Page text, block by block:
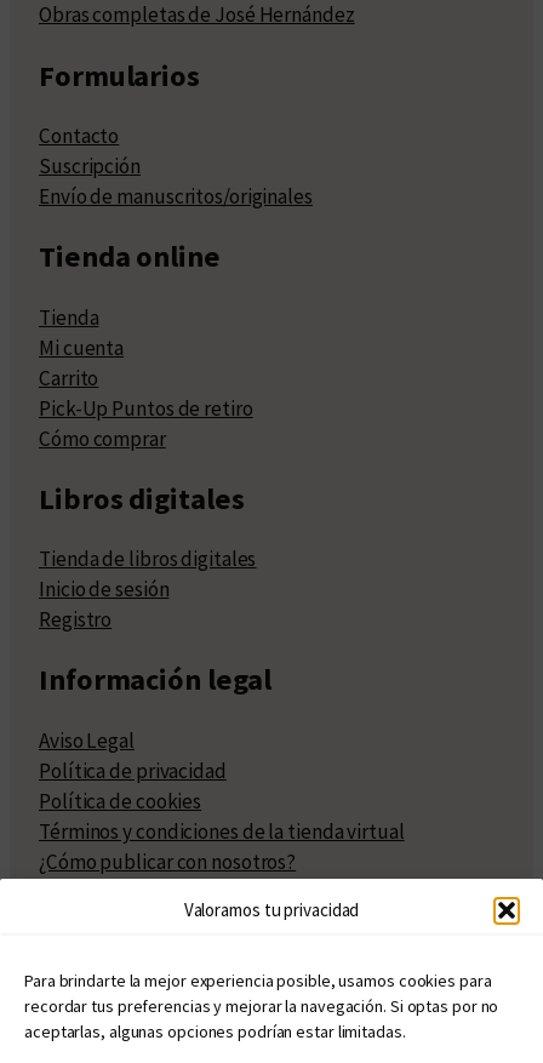
Valoramos tu privacidad
Para brindarte la mejor experiencia posible, usamos cookies para
recordar tus preferencias y mejorar la navegación. Si optas por no
aceptarlas, algunas opciones podrían estar limitadas.
Obras completas de José Hernández
Formularios
Contacto
Suscripción
Envío de manuscritos/originales
Tienda online
Tienda
Mi cuenta
Carrito
Pick-Up Puntos de retiro
Cómo comprar
Libros digitales
Tienda de libros digitales
Inicio de sesión
Registro
Información legal
Aviso Legal
Política de privacidad
Política de cookies
Términos y condiciones de la tienda virtual
¿Cómo publicar con nosotros?
Políticas de publicación
Políticas de coedición
Atribuciones